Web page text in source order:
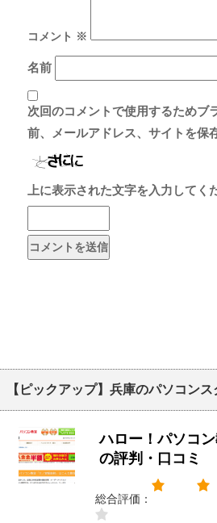
コメント ※
名前
次回のコメントで使用するためブ
前、メールアドレス、サイトを保
上に表示された文字を入力してく
【ピックアップ】兵庫のパソコンス
ハロー！パソコ
の評判・口コミ
総合評価：